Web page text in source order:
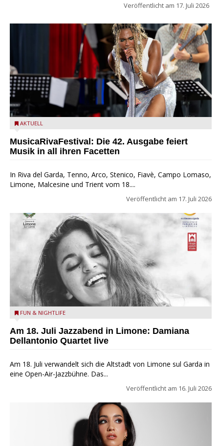
Veröffentlicht am 17. Juli 2026
MusicaRivaFestival 2025 - Vision of Sounds - Musicariva.org
AKTUELL
MusicaRivaFestival: Die 42. Ausgabe feiert
Musik in all ihren Facetten
In Riva del Garda, Tenno, Arco, Stenico, Fiavè, Campo Lomaso,
Limone, Malcesine und Trient vom 18....
Veröffentlicht am 17. Juli 2026
Damiana Dellantonio Quartet
FUN & NIGHTLIFE
Am 18. Juli Jazzabend in Limone: Damiana
Dellantonio Quartet live
Am 18. Juli verwandelt sich die Altstadt von Limone sul Garda in
eine Open-Air-Jazzbühne. Das...
Veröffentlicht am 16. Juli 2026